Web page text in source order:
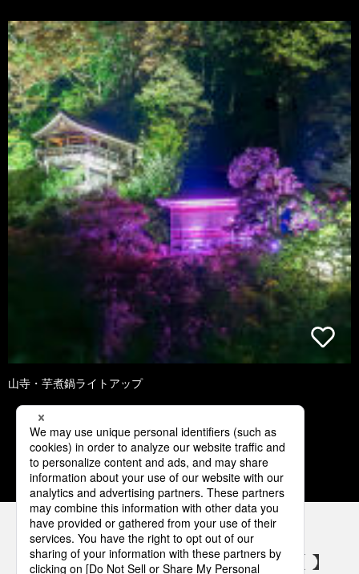
山寺・芋煮鍋ライトアップ
1 2 3 4 5
パナソニックの電気設備 SNSアカウント